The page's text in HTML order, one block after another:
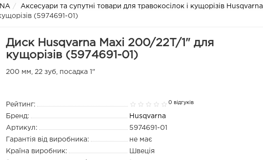
Аксесуари та супутні товари для травокосілок і кущорізів Husqvarna
(5974691-01)
Диск Husqvarna Maxi 200/22T/1" для
кущорізів (5974691-01)
200 мм, 22 зуб, посадка 1"
Рейтинг: 0 відгуків
Бренд:
Husqvarna
Артикул:
5974691-01
Гарантія від виробника:
не має
Країна виробник:
Швеція